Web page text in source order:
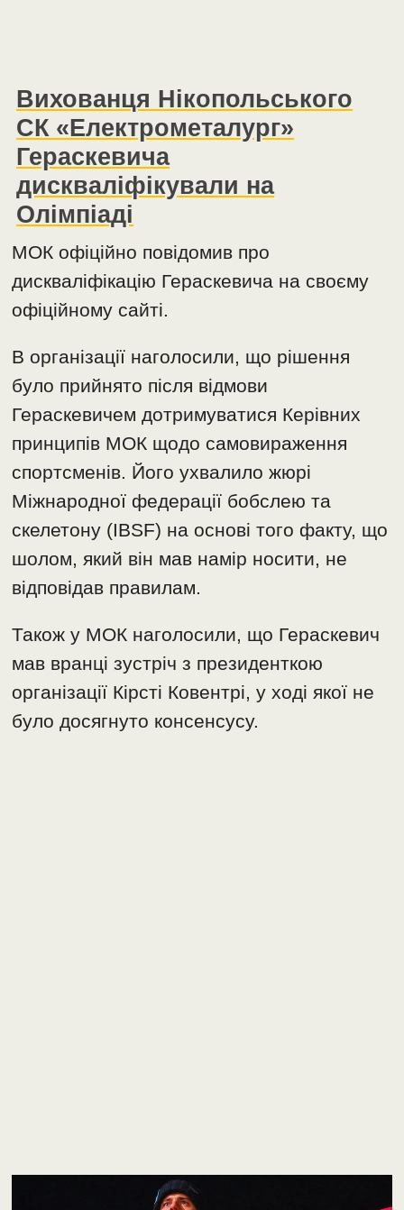
Вихованця Нікопольського
СК «Електрометалург»
Гераскевича
дискваліфікували на
Олімпіаді
МОК офіційно повідомив про
дискваліфікацію Гераскевича на своєму
офіційному сайті.
В організації наголосили, що рішення
було прийнято після відмови
Гераскевичем дотримуватися Керівних
принципів МОК щодо самовираження
спортсменів. Його ухвалило жюрі
Міжнародної федерації бобслею та
скелетону (IBSF) на основі того факту, що
шолом, який він мав намір носити, не
відповідав правилам.
Також у МОК наголосили, що Гераскевич
мав вранці зустріч з президенткою
організації Кірсті Ковентрі, у ході якої не
було досягнуто консенсусу.